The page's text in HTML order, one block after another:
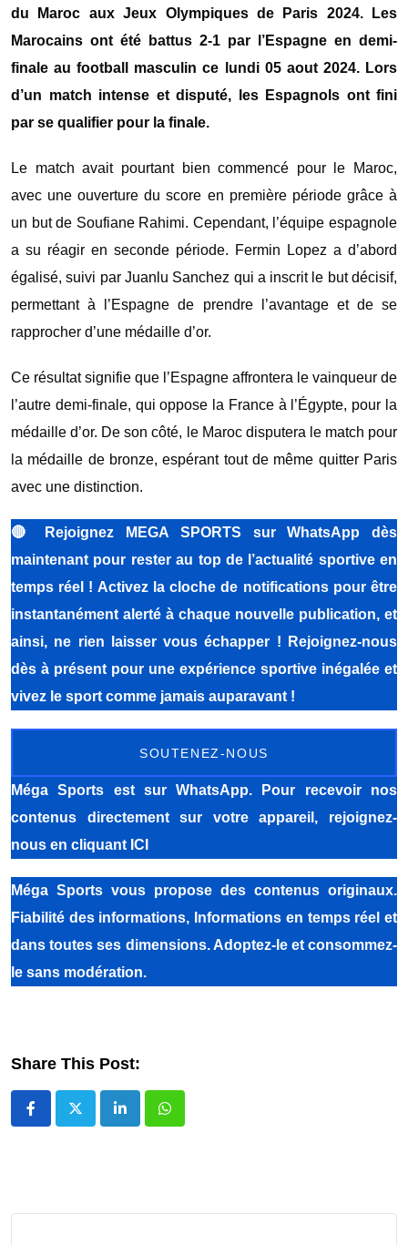
du Maroc aux Jeux Olympiques de Paris 2024. Les
Marocains ont été battus 2-1 par l’Espagne en demi-
finale au football masculin ce lundi 05 aout 2024. Lors
d’un match intense et disputé, les Espagnols ont fini
par se qualifier pour la finale.
Le match avait pourtant bien commencé pour le Maroc,
avec une ouverture du score en première période grâce à
un but de Soufiane Rahimi. Cependant, l’équipe espagnole
a su réagir en seconde période. Fermin Lopez a d’abord
égalisé, suivi par Juanlu Sanchez qui a inscrit le but décisif,
permettant à l’Espagne de prendre l’avantage et de se
rapprocher d’une médaille d’or.
Ce résultat signifie que l’Espagne affrontera le vainqueur de
l’autre demi-finale, qui oppose la France à l’Égypte, pour la
médaille d’or. De son côté, le Maroc disputera le match pour
la médaille de bronze, espérant tout de même quitter Paris
avec une distinction.
🔴
Rejoignez MEGA SPORTS sur WhatsApp dès
maintenant pour rester au top de l’actualité sportive en
temps réel ! Activez la cloche de notifications pour être
instantanément alerté à chaque nouvelle publication, et
ainsi, ne rien laisser vous échapper ! Rejoignez-nous
dès à présent pour une expérience sportive inégalée et
vivez le sport comme jamais auparavant !
SOUTENEZ-NOUS
Méga Sports est sur WhatsApp. Pour recevoir nos
contenus directement sur votre appareil, rejoignez-
nous en cliquant ICI
Méga Sports vous propose des contenus originaux.
Fiabilité des informations, Informations en temps réel et
dans toutes ses dimensions. Adoptez-le et consommez-
le sans modération.
Share This Post:
LinkedInWhatsapp